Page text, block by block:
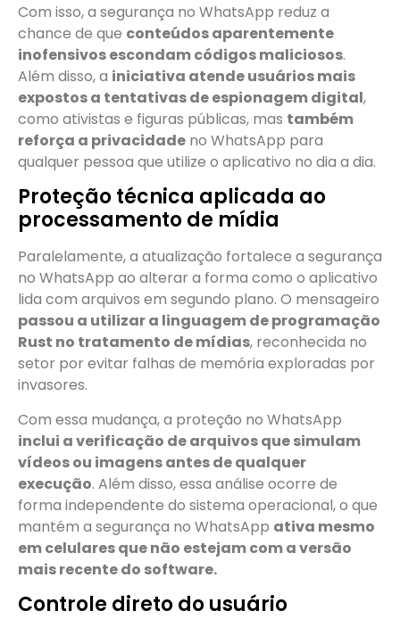
Com isso, a segurança no WhatsApp reduz a
chance de que conteúdos aparentemente
inofensivos escondam códigos maliciosos.
Além disso, a iniciativa atende usuários mais
expostos a tentativas de espionagem digital,
como ativistas e figuras públicas, mas também
reforça a privacidade no WhatsApp para
qualquer pessoa que utilize o aplicativo no dia a dia.
Proteção técnica aplicada ao
processamento de mídia
Paralelamente, a atualização fortalece a segurança
no WhatsApp ao alterar a forma como o aplicativo
lida com arquivos em segundo plano. O mensageiro
passou a utilizar a linguagem de programação
Rust no tratamento de mídias, reconhecida no
setor por evitar falhas de memória exploradas por
invasores.
Com essa mudança, a proteção no WhatsApp
inclui a verificação de arquivos que simulam
vídeos ou imagens antes de qualquer
execução. Além disso, essa análise ocorre de
forma independente do sistema operacional, o que
mantém a segurança no WhatsApp ativa mesmo
em celulares que não estejam com a versão
mais recente do software.
Controle direto do usuário